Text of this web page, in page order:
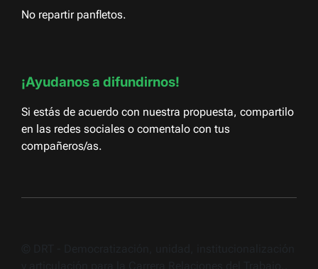
No repartir panfletos.
¡Ayudanos a difundirnos!
Si estás de acuerdo con nuestra propuesta, compartilo
en las redes sociales o comentalo con tus
compañeros/as.